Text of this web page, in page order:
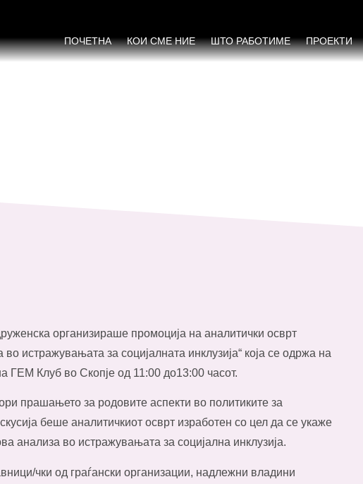
ПОЧЕТНА КОИ СМЕ НИЕ ШТО РАБОТИМЕ ПРОЕКТИ
организираше промоција на аналитички осврт
истражувањата за социјалната инклузија“ која се одржa на
ГЕМ Клуб во Скопје од 11:00 до13:00 часот.
прашањето за родовите аспекти во политиките за
беше аналитичкиот осврт изработен со цел да се укаже
анализа во истражувањата за социјална инклузија.
чки од граѓански организации, надлежни владини